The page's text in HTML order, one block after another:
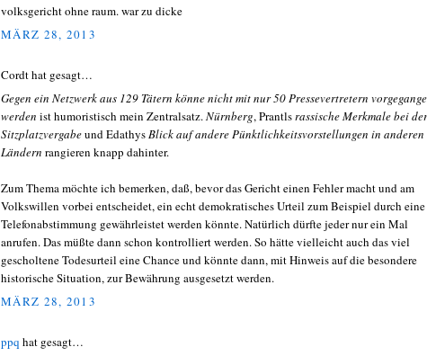
volksgericht ohne raum. war zu dicke
MÄRZ 28, 2013
Cordt hat gesagt…
Gegen ein Netzwerk aus 129 Tätern könne nicht mit nur 50 Pressevertretern
werden ist humoristisch mein Zentralsatz.Nürnberg, Prantlsrassische Merkmale bei der
Sitzplatzvergabeund EdathysBlick auf andere Pünktlichkeitsvorstellungen in anderen
Ländern rangieren knapp dahinter.
Zum Thema möchte ich bemerken, daß, bevor das Gericht einen Fehler macht und am
Volkswillen vorbei entscheidet, ein echt demokratisches Urteil zum Beispiel durch eine
Telefonabstimmung gewährleistet werden könnte. Natürlich dürfte jeder nur ein Mal
anrufen. Das müßte dann schon kontrolliert werden. So hätte vielleicht auch das viel
gescholtene Todesurteil eine Chance und könnte dann, mit Hinweis auf die besondere
historische Situation, zur Bewährung ausgesetzt werden.
MÄRZ 28, 2013
ppq hat gesagt…